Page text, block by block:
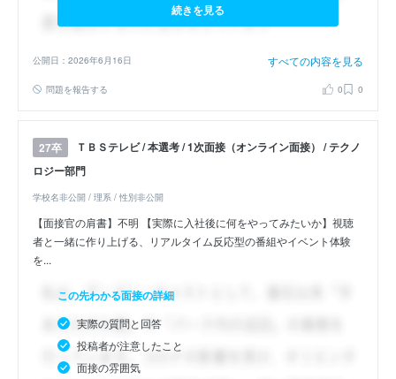
続きを見る
公開日：2026年6月16日 すべての内容を見る
問題を報告する 0 0
27卒
ＴＢＳテレビ / 本選考 / 1次面接（オンライン面接） / テクノ
ロジー部門
学校名非公開 / 理系 / 性別非公開
【面接官の肩書】不明 【実際に入社後に何をやってみたいか】視聴
者と一緒に作り上げる、リアルタイム反応型の番組やイベント体験
を...
この先わかる面接の詳細
実際の質問と回答
投稿者が注意したこと
面接の雰囲気